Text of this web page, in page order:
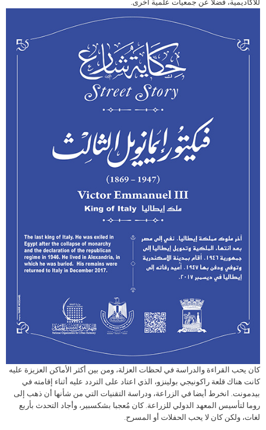
للأكاديمية، فضلًا عن جمعيات علمية أخرى.
كان يحب القراءة والدراسة في لحظات العزلة، ومن بين أكثر الأماكن العزيزة عليه
كانت هناك قلعة راكونيجي بولينزو، الذي اعتاد على التردد عليه أثناء إقامته في
بيدمونت. انخرط أيضا في الزراعة، ودراسة التقنيات التي من شأنها أن ذهب إلى
روما لتأسيس المعهد الدولي للزراعة. كان مُعجبا بشكسبير، وأجاد التحدث بأربع
لغات، ولكن كان لا يحب الحفلات أو المسرح.